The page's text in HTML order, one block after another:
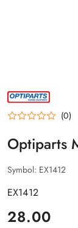
NAZWA
PRODUCENTA:
OPTIPARTS (0)
Optiparts
Symbol: EX1412
EX1412
cena:
28.00